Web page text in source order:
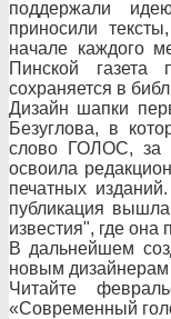
поддержали
приносили
начале каждого
Пинской газета
сохраняется в
Дизайн шапки
Безуглова, в
слово ГОЛОС, за
освоила
печатных
публикация
известия", где она
В дальнейшем
новым дизайнерам
Читайте
«Современный